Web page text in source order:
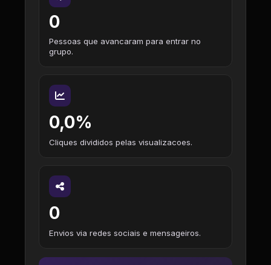
0
Pessoas que avancaram para entrar no
grupo.
0,0%
Cliques divididos pelas visualizacoes.
0
Envios via redes sociais e mensageiros.